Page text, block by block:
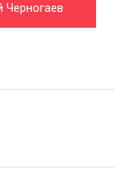
Черногаев